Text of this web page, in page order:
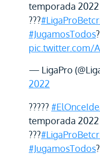
temporada 2022
???
#JugamosTodos
pic.twitter.com/
— LigaPro
2022
?????
temporada 2022
???
#JugamosTodos